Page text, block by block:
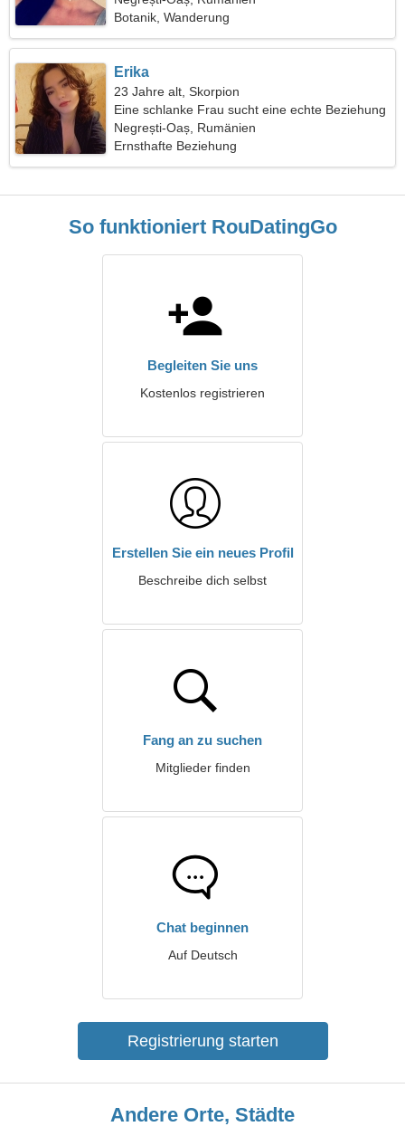
Botanik, Wanderung
Erika
23 Jahre alt, Skorpion
Eine schlanke Frau sucht eine echte Beziehung
Negrești-Oaș, Rumänien
Ernsthafte Beziehung
So funktioniert RouDatingGo
Begleiten Sie uns
Kostenlos registrieren
Erstellen Sie ein neues Profil
Beschreibe dich selbst
Fang an zu suchen
Mitglieder finden
Chat beginnen
Auf Deutsch
Registrierung starten
Andere Orte, Städte